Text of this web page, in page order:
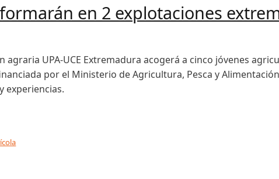
en 2 explotaciones
agraria UPA-UCE Extremadura acogerá a cinco jóvenes
por el Ministerio de Agricultura, Pesca y
experiencias.